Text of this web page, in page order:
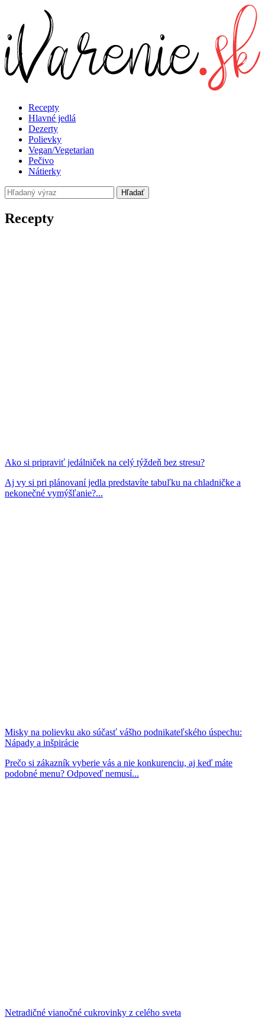
Recepty
Hlavné jedlá
Dezerty
Polievky
Vegan/Vegetarian
Pečivo
Nátierky
Hľadať
Recepty
Ako si pripraviť jedálniček na celý týždeň bez stresu?
Aj vy si pri plánovaní jedla predstavíte tabuľku na chladničke a
nekonečné vymýšľanie?...
Misky na polievku ako súčasť vášho podnikateľského úspechu:
Nápady a inšpirácie
Prečo si zákazník vyberie vás a nie konkurenciu, aj keď máte
podobné menu? Odpoveď nemusí...
Netradičné vianočné cukrovinky z celého sveta